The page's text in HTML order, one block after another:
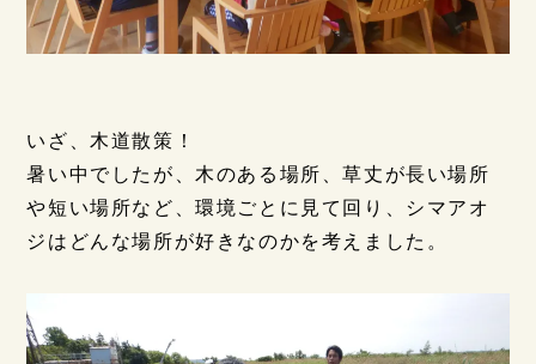
いざ、木道散策！
暑い中でしたが、木のある場所、草丈が長い場所
や短い場所など、環境ごとに見て回り、シマアオ
ジはどんな場所が好きなのかを考えました。